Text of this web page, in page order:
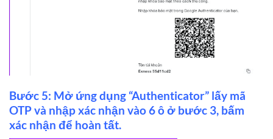
Bước 5: Mở ứng dụng “Authenticator” lấy mã
OTP và nhập xác nhận vào 6 ô ở bước 3, bấm
xác nhận để hoàn tất.